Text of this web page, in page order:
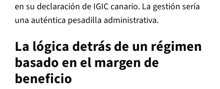
en su declaración de IGIC canario. La gestión sería
una auténtica pesadilla administrativa.
La lógica detrás de un régimen
basado en el margen de
beneficio